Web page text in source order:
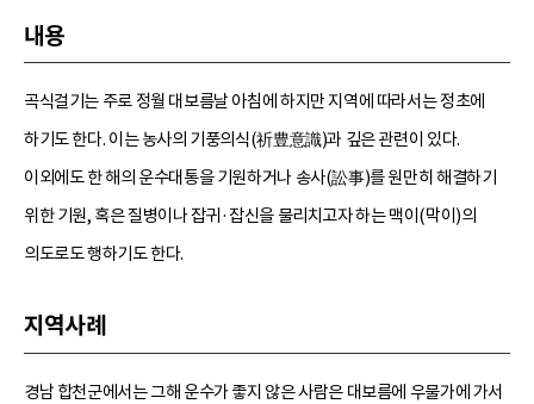
내용
곡식걸기는 주로 정월 대보름날 아침에 하지만 지역에 따라서는 정초에
하기도 한다. 이는 농사의 기풍의식(祈豊意識)과 깊은 관련이 있다.
이외에도 한 해의 운수대통을 기원하거나 송사(訟事)를 원만히 해결하기
위한 기원, 혹은 질병이나 잡귀·잡신을 물리치고자 하는 맥이(막이)의
의도로도 행하기도 한다.
지역사례
경남 합천군에서는 그해 운수가 좋지 않은 사람은 대보름에 우물가에 가서